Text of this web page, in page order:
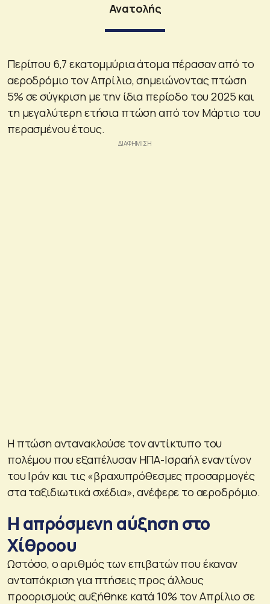
Ανατολής
Περίπου 6,7 εκατομμύρια άτομα πέρασαν από το
αεροδρόμιο τον Απρίλιο, σημειώνοντας πτώση
5% σε σύγκριση με την ίδια περίοδο του 2025 και
τη μεγαλύτερη ετήσια πτώση από τον Μάρτιο του
περασμένου έτους.
Η πτώση αντανακλούσε τον αντίκτυπο του
πολέμου που εξαπέλυσαν ΗΠΑ-Ισραήλ εναντίνον
του Ιράν και τις «βραχυπρόθεσμες προσαρμογές
στα ταξιδιωτικά σχέδια», ανέφερε το αεροδρόμιο.
Η απρόσμενη αύξηση στο
Χίθροου
Ωστόσο, ο αριθμός των επιβατών που έκαναν
ανταπόκριση για πτήσεις προς άλλους
προορισμούς αυξήθηκε κατά 10% τον Απρίλιο σε